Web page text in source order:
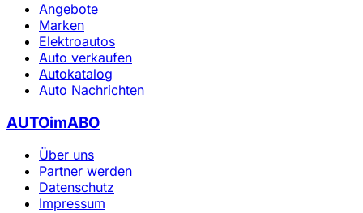
Angebote
Marken
Elektroautos
Auto verkaufen
Autokatalog
Auto Nachrichten
AUTOimABO
Über uns
Partner werden
Datenschutz
Impressum